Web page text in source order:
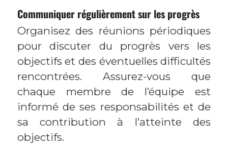
Communiquer régulièrement sur les progrès
Organisez des réunions périodiques
pour discuter du progrès vers les
objectifs et des éventuelles difficultés
rencontrées. Assurez-vous que
chaque membre de l’équipe est
informé de ses responsabilités et de
sa contribution à l’atteinte des
objectifs.